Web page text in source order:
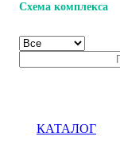
Схема комплекса
КАТАЛОГ